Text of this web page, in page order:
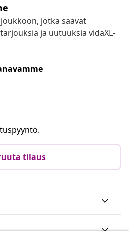
jotka saavat
ja uutuuksia vidaXL-
tilaus